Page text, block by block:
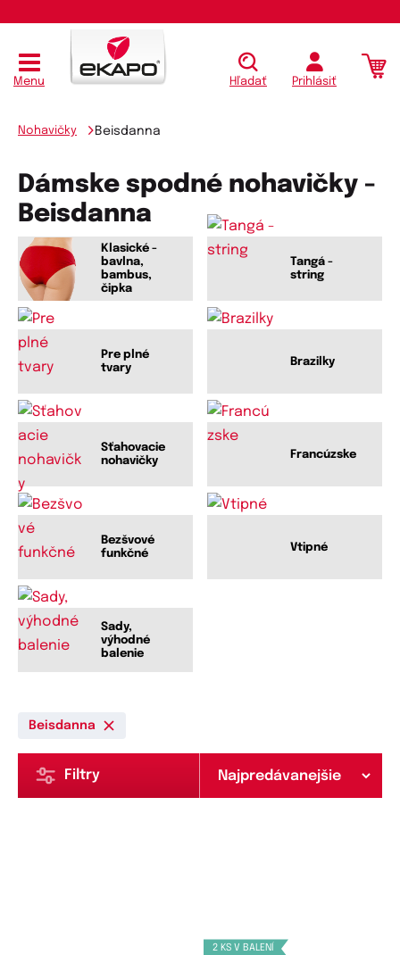
Menu Hľadať Prihlásiť
Nohavičky Beisdanna
Dámske spodné nohavičky -
Beisdanna
Klasické -
bavlna,
bambus,
čipka
Tangá -
string
Pre plné
tvary
Brazilky
Sťahovacie
nohavičky
Francúzske
Bezšvové
funkčné
Vtipné
Sady,
výhodné
balenie
Beisdanna
Filtry
2 KS V BALENÍ
M,L,XL,